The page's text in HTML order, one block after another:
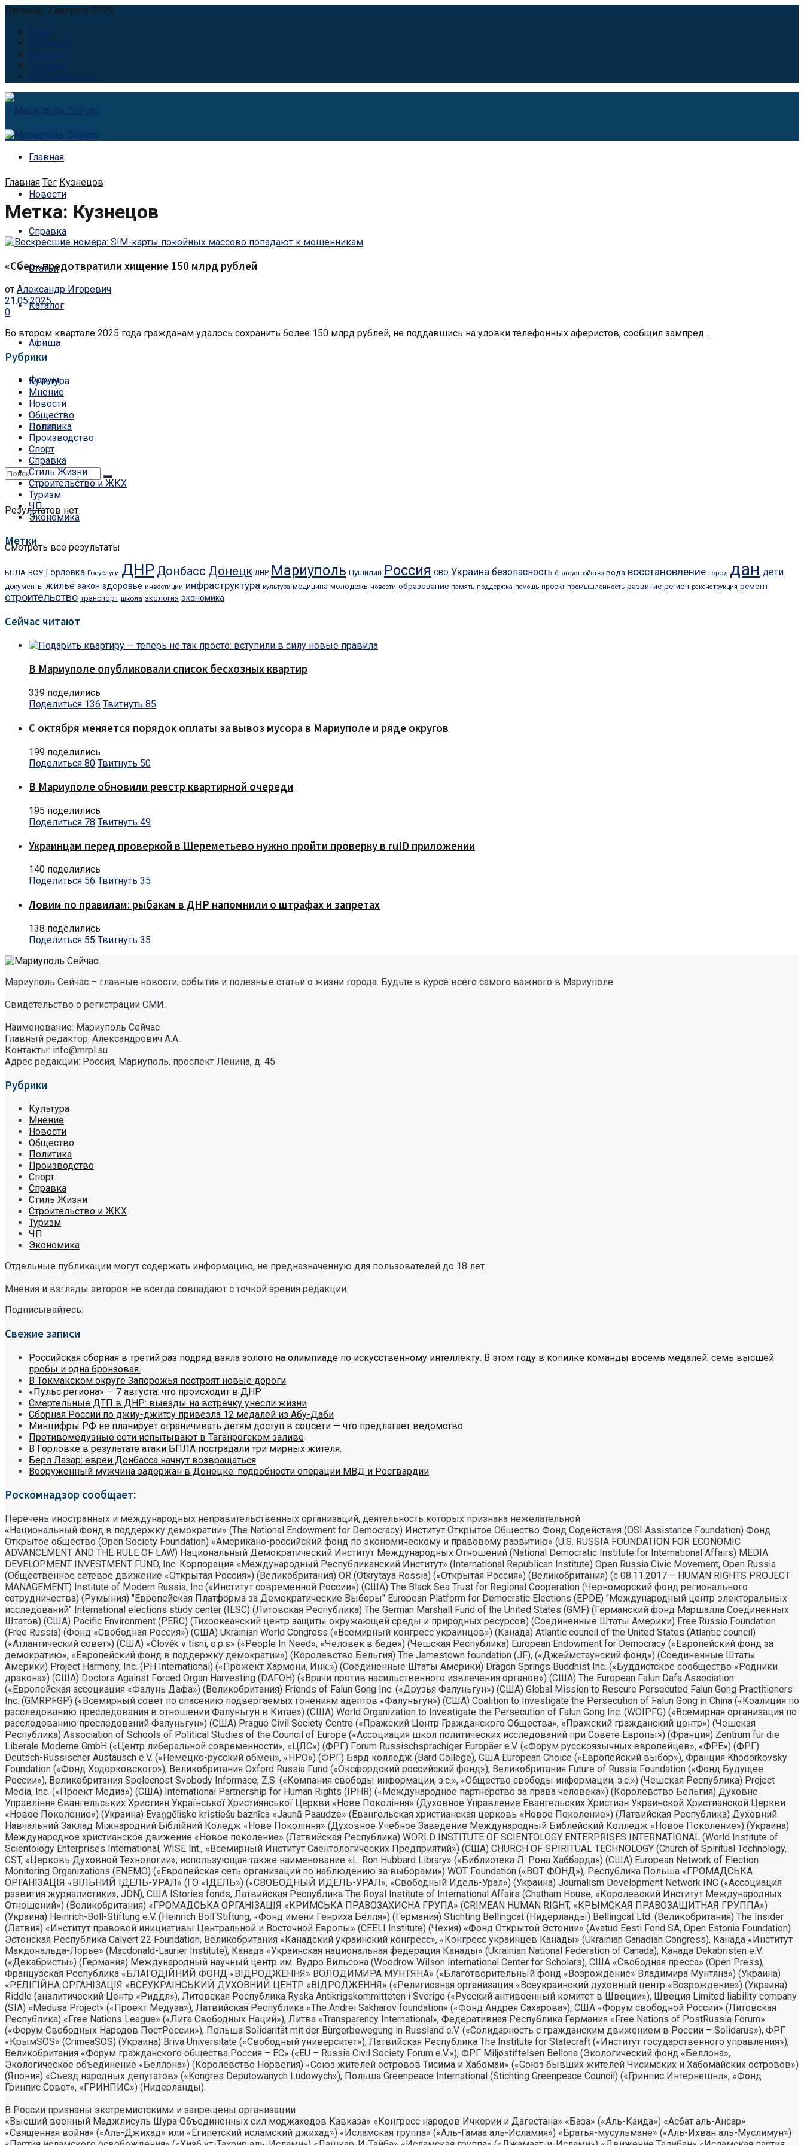
Пятница, 7 августа, 2026
О нас
Контакты
Вакансии
Реклама
Наши партнёры
Главная
Новости
Справка
Статьи
Каталог
Афиша
Форум
Логин
Результатов нет
Смотреть все результаты
Главная Тег Кузнецов
Метка: Кузнецов
«Сбер» предотвратили хищение 150 млрд рублей
от Александр Игоревич
21.05.2025
0
Во втором квартале 2025 года гражданам удалось сохранить более 150 млрд рублей, не поддавшись на уловки телефонных аферистов, сообщил зампред ...
Рубрики
Культура
Мнение
Новости
Общество
Политика
Производство
Спорт
Справка
Стиль Жизни
Строительство и ЖКХ
Туризм
ЧП
Экономика
Метки
БПЛА ВСУ Горловка Госуслуги ДНР Донбасс Донецк ЛНР Мариуполь Пушилин Россия СВО Украина безопасность благоустройство вода восстановление город дан дети
документы жильё закон здоровье инвестиции инфраструктура культура медицина молодежь новости образование память поддержка помощь проект промышленность развитие регион реконструкция ремонт
строительство транспорт школа экология экономика
Сейчас читают
В Мариуполе опубликовали список бесхозных квартир
339 поделились
Поделиться 136 Твитнуть 85
С октября меняется порядок оплаты за вывоз мусора в Мариуполе и ряде округов
199 поделились
Поделиться 80 Твитнуть 50
В Мариуполе обновили реестр квартирной очереди
195 поделились
Поделиться 78 Твитнуть 49
Украинцам перед проверкой в Шереметьево нужно пройти проверку в ruID приложении
140 поделились
Поделиться 56 Твитнуть 35
Ловим по правилам: рыбакам в ДНР напомнили о штрафах и запретах
138 поделились
Поделиться 55 Твитнуть 35
Мариуполь Сейчас – главные новости, события и полезные статьи о жизни города. Будьте в курсе всего самого важного в Мариуполе
Свидетельство о регистрации СМИ.
Наименование: Мариуполь Сейчас
Главный редактор: Александрович А.А.
Контакты: info@mrpl.su
Адрес редакции: Россия, Мариуполь, проспект Ленина, д. 45
Рубрики
Культура
Мнение
Новости
Общество
Политика
Производство
Спорт
Справка
Стиль Жизни
Строительство и ЖКХ
Туризм
ЧП
Экономика
Отдельные публикации могут содержать информацию, не предназначенную для пользователей до 18 лет.
Мнения и взгляды авторов не всегда совпадают с точкой зрения редакции.
Подписывайтесь:
Свежие записи
Российская сборная в третий раз подряд взяла золото на олимпиаде по искусственному интеллекту. В этом году в копилке команды восемь медалей: семь высшей
пробы и одна бронзовая.
В Токмакском округе Запорожья построят новые дороги
«Пульс региона» — 7 августа: что происходит в ДНР
Смертельные ДТП в ДНР: выезды на встречку унесли жизни
Сборная России по джиу-джитсу привезла 12 медалей из Абу-Даби
Минцифры РФ не планирует ограничивать детям доступ в соцсети — что предлагает ведомство
Противомедузные сети испытывают в Таганрогском заливе
В Горловке в результате атаки БПЛА пострадали три мирных жителя.
Берл Лазар: евреи Донбасса начнут возвращаться
Вооруженный мужчина задержан в Донецке: подробности операции МВД и Росгвардии
Роскомнадзор сообщает:
Перечень иностранных и международных неправительственных организаций, деятельность которых признана нежелательной
«Национальный фонд в поддержку демократии» (The National Endowment for Democracy) Институт Открытое Общество Фонд Содействия (OSI Assistance Foundation) Фонд
Открытое общество (Open Society Foundation) «Американо-российский фонд по экономическому и правовому развитию» (U.S. RUSSIA FOUNDATION FOR ECONOMIC
ADVANCEMENT AND THE RULE OF LAW) Национальный Демократический Институт Международных Отношений (National Democratic Institute for International Affairs) MEDIA
DEVELOPMENT INVESTMENT FUND, Inc. Корпорация «Международный Республиканский Институт» (International Republican Institute) Open Russia Civic Movement, Open Russia
(Общественное сетевое движение «Открытая Россия») (Великобритания) OR (Otkrytaya Rossia) («Открытая Россия») (Великобритания) (с 08.11.2017 – HUMAN RIGHTS PROJECT
MANAGEMENT) Institute of Modern Russia, Inc («Институт современной России») (США) The Black Sea Trust for Regional Cooperation (Черноморский фонд регионального
сотрудничества) (Румыния) "Европейская Платформа за Демократические Выборы" European Platform for Democratic Elections (EPDE) "Международный центр электоральных
исследований" International elections study center (IESC) (Литовская Республика) The German Marshall Fund of the United States (GMF) (Германский фонд Маршалла Соединенных
Штатов) (США) Pacific Environment (PERC) (Тихоокеанский центр защиты окружающей среды и природных ресурсов) (Соединенные Штаты Америки) Free Russia Foundation
(Free Russia) (Фонд «Свободная Россия») (США) Ukrainian World Congress («Всемирный конгресс украинцев») (Канада) Atlantic council of the United States (Atlantic council)
(«Атлантический совет») (США) «Člověk v tísni, o.p.s» («People In Need», «Человек в беде») (Чешская Республика) European Endowment for Democracy («Европейский фонд за
демократию», «Европейский фонд в поддержку демократии») (Королевство Бельгия) The Jamestown foundation (JF), («Джеймстаунский фонд») (Соединенные Штаты
Америки) Project Harmony, Inc. (PH International) («Прожект Хармони, Инк.») (Соединенные Штаты Америки) Dragon Springs Buddhist Inc. («Буддистское сообщество «Родники
дракона») (США) Doctors Against Forced Organ Harvesting (DAFOH) («Врачи против насильственного извлечения органов») (США) The European Falun Dafa Association
(«Европейская ассоциация «Фалунь Дафа») (Великобритания) Friends of Falun Gong Inc. («Друзья Фалуньгун») (США) Global Mission to Rescure Persecuted Falun Gong Practitioners
Inc. (GMRPFGP) («Всемирный совет по спасению подвергаемых гонениям адептов «Фалуньгун») (США) Coalition to Investigate the Persecution of Falun Gong in China («Коалиция по
расследованию преследования в отношении Фалуньгун в Китае») (США) World Organization to Investigate the Persecution of Falun Gong Inc. (WOIPFG) («Всемирная организация по
расследованию преследований Фалуньгун») (США) Prague Civil Society Centre («Пражский Центр Гражданского Общества», «Пражский гражданский центр») (Чешская
Республика) Association of Schools of Political Studies of the Council of Europe («Ассоциация школ политических исследований при Совете Европы») (Франция) Zentrum für die
Liberale Moderne GmbH («Центр либеральной современности», «ЦЛС») (ФРГ) Forum Russischsprachiger Europäer e.V. («Форум русскоязычных европейцев», «ФРЕ») (ФРГ)
Deutsch-Russischer Austausch e.V. («Немецко-русский обмен», «НРО») (ФРГ) Бард колледж (Bard College), США European Choice («Европейский выбор»), Франция Khodorkovsky
Foundation («Фонд Ходорковского»), Великобритания Oxford Russia Fund («Оксфордский российский фонд»), Великобритания Future of Russia Foundation («Фонд Будущее
России»), Великобритания Spolecnost Svobody Informace, Z.S. («Компания свободы информации, з.с.», «Общество свободы информации, з.с.») (Чешская Республика) Project
Media, Inc. («Проект Медиа») (США) International Partnership for Human Rights (IPHR) («Международное партнерство за права человека») (Королевство Бельгия) Духовне
Управлiння Євангельських Християн Української Християнської Церкви «Нове Поколiння» (Духовное Управление Евангельских Христиан Украинской Христианской Церкви
«Новое Поколение») (Украина) Evaņgēlisko kristiešu baznīca «Jaunā Paaudze» (Евангельская христианская церковь «Новое Поколение») (Латвийская Республика) Духовний
Навчальний Заклад Міжнародний Біблійний Коледж «Нове Покоління» (Духовное Учебное Заведение Международный Библейский Колледж «Новое Поколение») (Украина)
Международное христианское движение «Новое поколение» (Латвийская Республика) WORLD INSTITUTE OF SCIENTOLOGY ENTERPRISES INTERNATIONAL (World Institute of
Scientology Enterprises International, WISE Int., «Всемирный Институт Саентологических Предприятий») (США) CHURCH OF SPIRITUAL TECHNOLOGY (Church of Spiritual Technology,
CST, «Церковь Духовной Технологии», использующая также наименование «L. Ron Hubbard Library» («Библиотека Л. Рона Хаббарда») (США) European Network of Election
Monitoring Organizations (ENEMO) («Европейская сеть организаций по наблюдению за выборами») WOT Foundation («ВОТ ФОНД»), Республика Польша «ГРОМАДСЬКА
ОРГАНI3АЦIЯ «ВIЛЬНИЙ IДЕЛЬ-УРАЛ» (ГО «IДЕЛЬ») («СВОБОДНЫЙ ИДЕЛЬ-УРАЛ», «Свободный Идель-Урал») (Украина) Journalism Development Network INC («Ассоциация
развития журналистики», JDN), США IStories fonds, Латвийская Республика The Royal Institute of International Affairs (Chatham House, «Королевский Институт Международных
Отношений») (Великобритания) «ГРОМАДСЬКА ОРГАНIЗАЦIЯ «КРИМСЬКА ПРАВОЗАХИСНА ГРУПА» (CRIMEAN HUMAN RIGHT, «КРЫМСКАЯ ПРАВОЗАЩИТНАЯ ГРУППА»)
(Украина) Heinrich-Böll-Stiftung e.V. (Heinrich Böll Stiftung, «Фонд имени Генриха Бёлля») (Германия) Stichting Bellingcat (Нидерланды) Bellingcat Ltd. (Великобритания) The Insider
(Латвия) «Институт правовой инициативы Центральной и Восточной Европы» (CEELI Institute) (Чехия) «Фонд Открытой Эстонии» (Avatud Eesti Fond SA, Open Estonia Foundation)
Эстонская Республика Calvert 22 Foundation, Великобритания «Канадский украинский конгресс», «Конгресс украинцев Канады» (Ukrainian Canadian Congress), Канада «Институт
Макдональда-Лорье» (Macdonald-Laurier Institute), Канада «Украинская национальная федерация Канады» (Ukrainian National Federation of Canada), Канада Dekabristen e.V.
(«Декабристы») (Германия) Международный научный центр им. Вудро Вильсона (Woodrow Wilson International Center for Scholars), США «Свободная пресса» (Open Press),
Французская Республика «БЛАГОДIЙНИЙ ФОНД «ВIДРОДЖЕННЯ» ВОЛОДИМИРА МУНТЯНА» («Благотворительный фонд «Возрождение» Владимира Мунтяна») (Украина)
«РЕЛIГIЙНА ОРГАНIЗАЦIЯ «ВСЕУКРАIНСЬКИЙ ДУХОВНИЙ ЦЕНТР «ВIДРОДЖЕННЯ» («Религиозная организация «Всеукраинский духовный центр «Возрождение») (Украина)
Riddle (аналитический Центр «Риддл»), Литовская Республика Ryska Antikrigskommitteten i Sverige («Русский антивоенный комитет в Швеции»), Швеция Limited liability company
(SIA) «Medusa Project» («Проект Медуза»), Латвийская Республика «The Andrei Sakharov foundation» («Фонд Андрея Сахарова»), США «Форум свободной России» (Литовская
Республика) «Free Nations League» («Лига Свободных Наций»), Литва «Transparеncy International», Федеративная Республика Германия «Free Nations of PostRussia Forum»
(«Форум Свободных Народов ПостРоссии»), Польша Solidarität mit der Bürgerbewegung in Russland e.V. («Солидарность с гражданским движением в России – Solidarus»), ФРГ
«КрымSOS» (CrimeaSOS) (Украина) Briva Universitate («Свободный университет»), Латвийская Республика The Institute for Statecraft («Институт государственного управления»),
Великобритания «Форум гражданского общества Россия – ЕС» («EU – Russia Civil Society Forum e.V.»), ФРГ Miljøstiftelsen Bellona (Экологический фонд «Беллона»,
Экологическое объединение «Беллона») (Королевство Норвегия) «Союз жителей островов Тисима и Хабомаи» («Союз бывших жителей Чисимских и Хабомайских островов»)
(Япония) «Съезд народных депутатов» («Kongres Deputowanych Ludowych»), Польша Greenpeace International (Stichting Greenpeace Council) («Гринпис Интернешнл», «Фонд
Гринпис Совет», «ГРИНПИС») (Нидерланды).
В России признаны экстремистскими и запрещены организации
«Высший военный Маджлисуль Шура Объединенных сил моджахедов Кавказа» «Конгресс народов Ичкерии и Дагестана» «База» («Аль-Каида») «Асбат аль-Ансар»
«Священная война» («Аль-Джихад» или «Египетский исламский джихад») «Исламская группа» («Аль-Гамаа аль-Исламия») «Братья-мусульмане» («Аль-Ихван аль-Муслимун»)